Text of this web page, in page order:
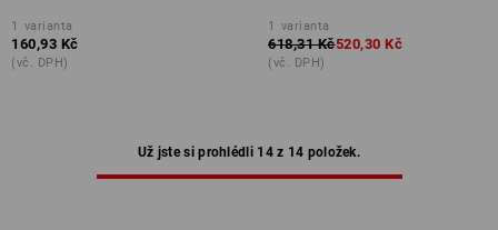
1 varianta
160,93 Kč
(vč. DPH)
1 varianta
618,31 Kč520,30 Kč
(vč. DPH)
Už jste si prohlédli 14 z 14 položek.